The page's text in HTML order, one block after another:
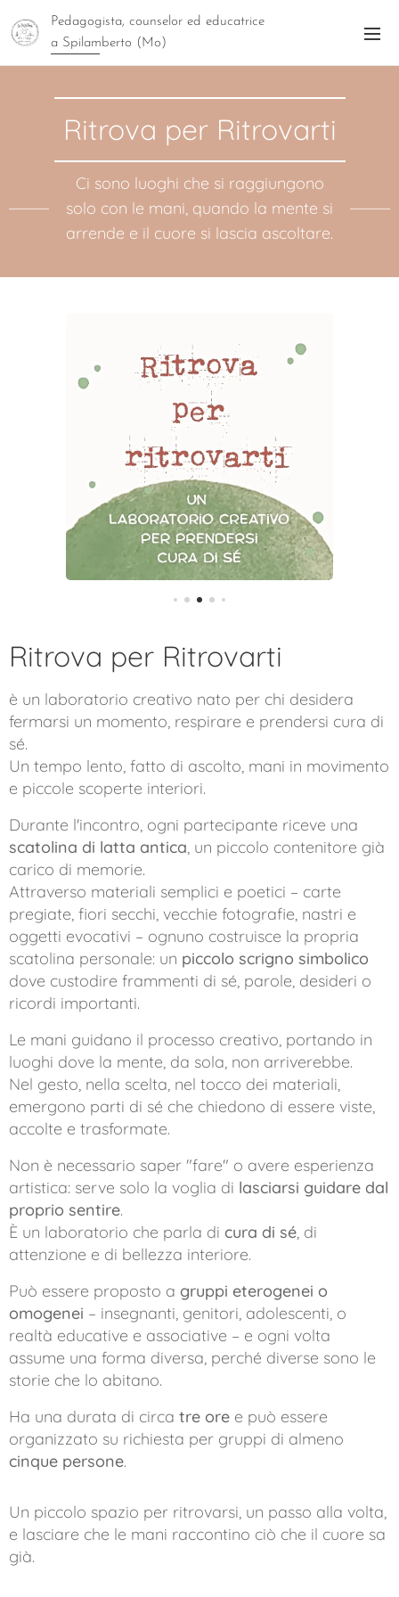
Pedagogista, counselor ed educatrice
a Spilamberto (Mo)
Ritrova per Ritrovarti
Ci sono luoghi che si raggiungono
solo con le mani, quando la mente si
arrende e il cuore si lascia ascoltare.
Ritrova per Ritrovarti
è un laboratorio creativo nato per chi desidera
fermarsi un momento, respirare e prendersi cura di
sé.
Un tempo lento, fatto di ascolto, mani in movimento
e piccole scoperte interiori.
Durante l'incontro, ogni partecipante riceve una
scatolina di latta antica , un piccolo contenitore già
carico di memorie.
Attraverso materiali semplici e poetici – carte
pregiate, fiori secchi, vecchie fotografie, nastri e
oggetti evocativi – ognuno costruisce la propria
scatolina personale: un piccolo scrigno simbolico
dove custodire frammenti di sé, parole, desideri o
ricordi importanti.
Le mani guidano il processo creativo, portando in
luoghi dove la mente, da sola, non arriverebbe.
Nel gesto, nella scelta, nel tocco dei materiali,
emergono parti di sé che chiedono di essere viste,
accolte e trasformate.
Non è necessario saper "fare" o avere esperienza
artistica: serve solo la voglia di lasciarsi guidare dal
proprio sentire.
È un laboratorio che parla di cura di sé , di
attenzione e di bellezza interiore.
Può essere proposto a gruppi eterogenei o
omogenei – insegnanti, genitori, adolescenti, o
realtà educative e associative – e ogni volta
assume una forma diversa, perché diverse sono le
storie che lo abitano.
Ha una durata di circa tre ore e può essere
organizzato su richiesta per gruppi di almeno
cinque persone.
Un piccolo spazio per ritrovarsi, un passo alla volta,
e lasciare che le mani raccontino ciò che il cuore sa
già.